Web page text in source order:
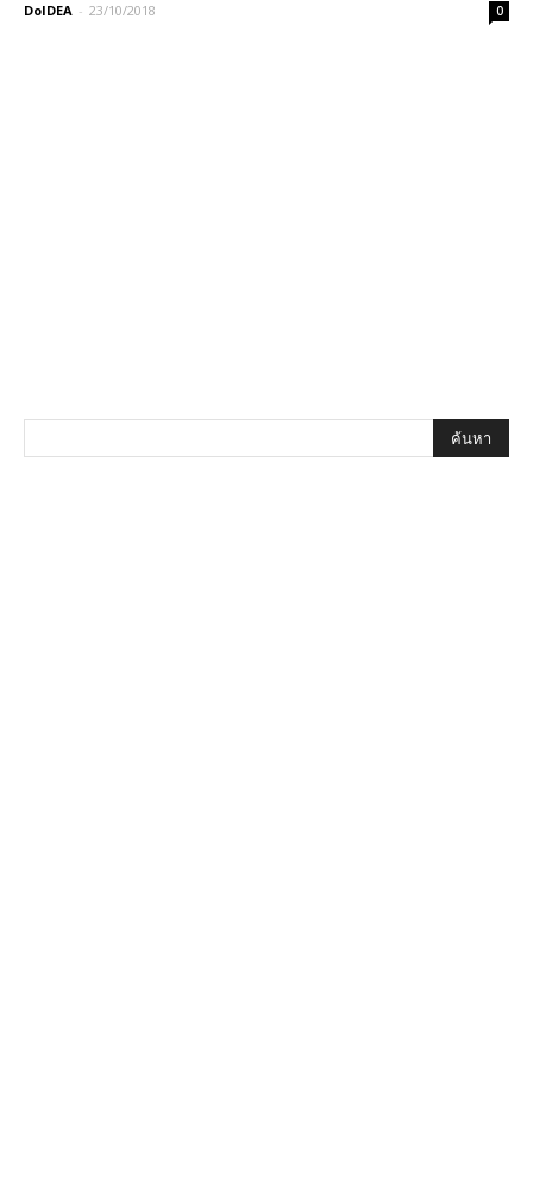
DoIDEA - 23/10/2018 0